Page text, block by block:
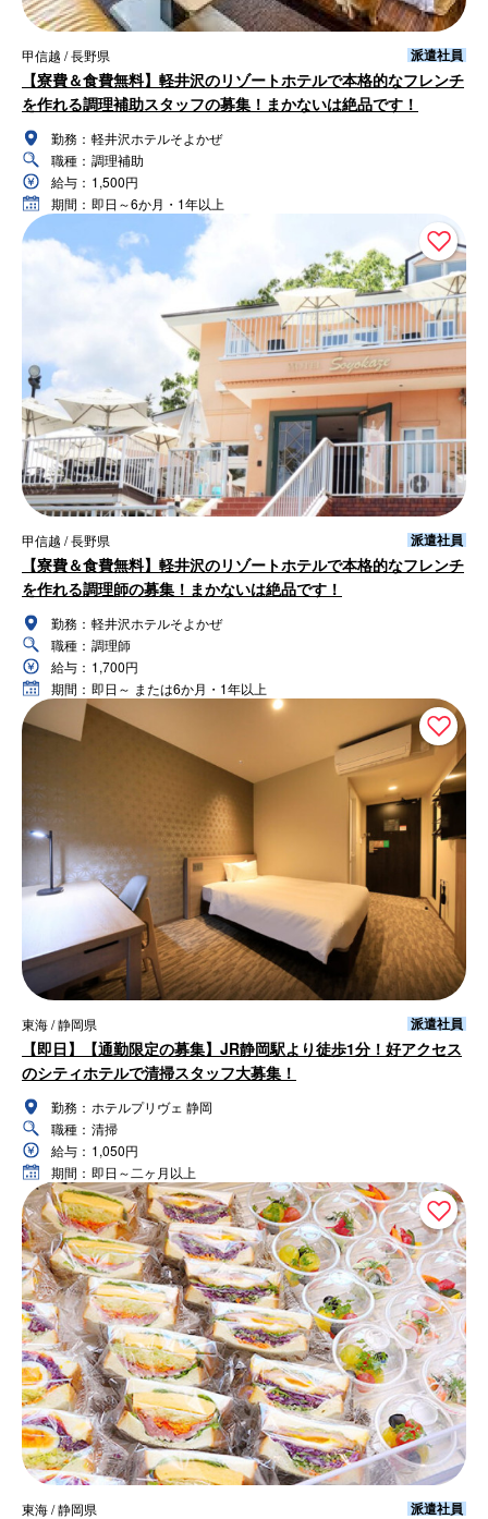
甲信越 / 長野県 派遣社員
【寮費＆食費無料】軽井沢のリゾートホテルで本格的なフレンチ
を作れる調理補助スタッフの募集！まかないは絶品です！
勤務： 軽井沢ホテルそよかぜ
職種： 調理補助
給与： 1,500円
期間： 即日～6か月・1年以上
甲信越 / 長野県 派遣社員
【寮費＆食費無料】軽井沢のリゾートホテルで本格的なフレンチ
を作れる調理師の募集！まかないは絶品です！
勤務： 軽井沢ホテルそよかぜ
職種： 調理師
給与： 1,700円
期間： 即日～ または6か月・1年以上
東海 / 静岡県 派遣社員
【即日】【通勤限定の募集】JR静岡駅より徒歩1分！好アクセス
のシティホテルで清掃スタッフ大募集！
勤務： ホテルプリヴェ 静岡
職種： 清掃
給与： 1,050円
期間： 即日～二ヶ月以上
東海 / 静岡県 派遣社員